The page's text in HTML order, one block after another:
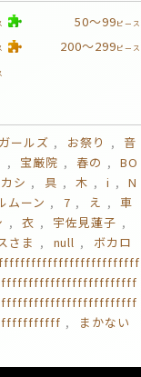
50～99ピース
200～299ピース
ールズ お祭り
音
宝厳院 春の
BO
シ 具 木 i
N
ムーン 7 え
車
衣
宇佐見蓮子
さま null
ボカロ
まかない